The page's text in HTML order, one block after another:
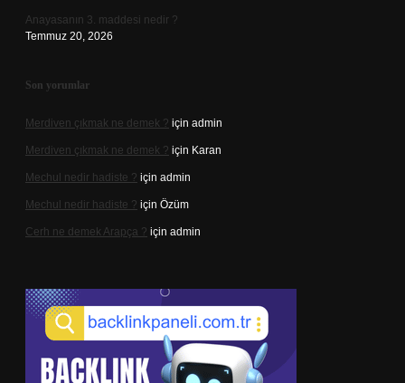
Anayasanın 3. maddesi nedir ?
Temmuz 20, 2026
Son yorumlar
Merdiven çıkmak ne demek ? için admin
Merdiven çıkmak ne demek ? için Karan
Mechul nedir hadiste ? için admin
Mechul nedir hadiste ? için Özüm
Cerh ne demek Arapça ? için admin